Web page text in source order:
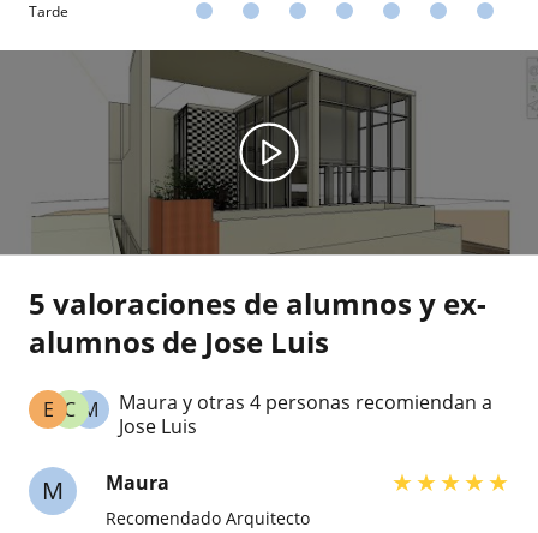
Tarde
5 valoraciones de alumnos y ex-
alumnos de Jose Luis
M
C
E
Maura y otras 4 personas recomiendan a
Jose Luis
M Maura ★★★★★
Recomendado Arquitecto